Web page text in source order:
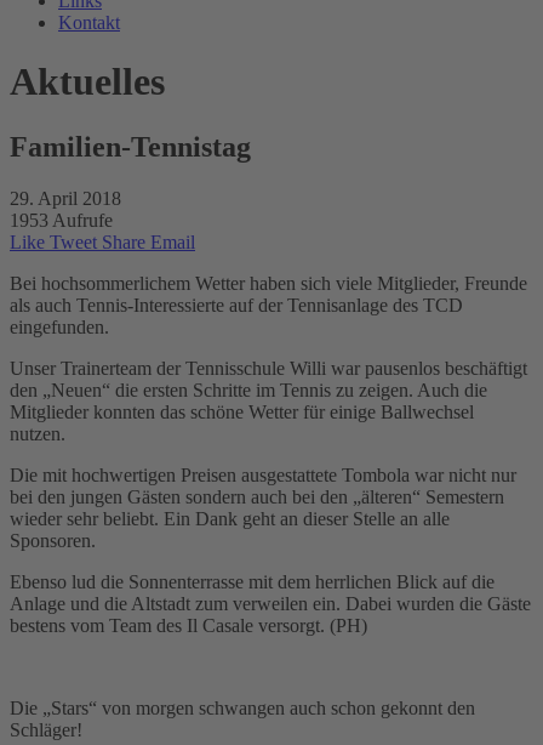
Kontakt
Aktuelles
Familien-Tennistag
29. April 2018
1953 Aufrufe
Like Tweet Share Email
Bei hochsommerlichem Wetter haben sich viele Mitglieder, Freunde
als auch Tennis-Interessierte auf der Tennisanlage des TCD
eingefunden.
Unser Trainerteam der Tennisschule Willi war pausenlos beschäftigt
den „Neuen“ die ersten Schritte im Tennis zu zeigen. Auch die
Mitglieder konnten das schöne Wetter für einige Ballwechsel
nutzen.
Die mit hochwertigen Preisen ausgestattete Tombola war nicht nur
bei den jungen Gästen sondern auch bei den „älteren“ Semestern
wieder sehr beliebt. Ein Dank geht an dieser Stelle an alle
Sponsoren.
Ebenso lud die Sonnenterrasse mit dem herrlichen Blick auf die
Anlage und die Altstadt zum verweilen ein. Dabei wurden die Gäste
bestens vom Team des Il Casale versorgt. (PH)
Die „Stars“ von morgen schwangen auch schon gekonnt den
Schläger!